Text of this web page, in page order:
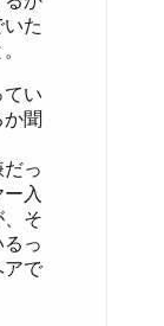
た
てい
聞
っ
入
、そ
っ
で